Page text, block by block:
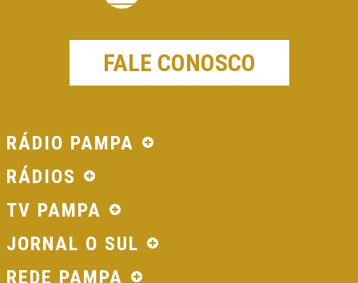
FALE CONOSCO
RÁDIO PAMPA
RÁDIOS
TV PAMPA
JORNAL O SUL
REDE PAMPA